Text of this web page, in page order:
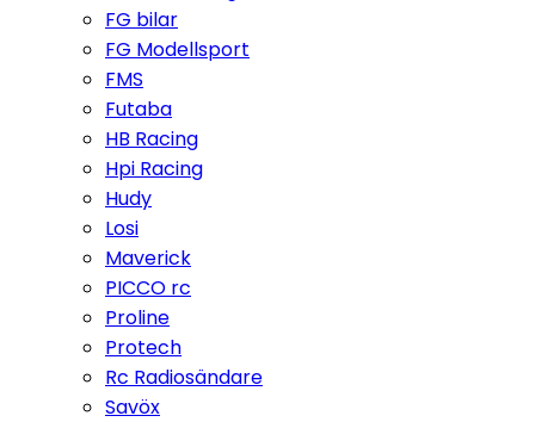
FG bilar
FG Modellsport
FMS
Futaba
HB Racing
Hpi Racing
Hudy
Losi
Maverick
PICCO rc
Proline
Protech
Rc Radiosändare
Savöx